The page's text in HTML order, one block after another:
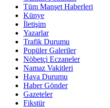
Tüm Manşet Haberleri
Künye
İletişim
Yazarlar
Trafik Durumu
Popüler Galeriler
Nöbetçi Eczaneler
Namaz Vakitleri
Hava Durumu
Haber Gönder
Gazeteler
Fikstür